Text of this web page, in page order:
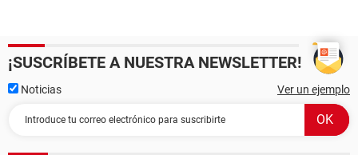
¡SUSCRÍBETE A NUESTRA NEWSLETTER!
Noticias Ver un ejemplo